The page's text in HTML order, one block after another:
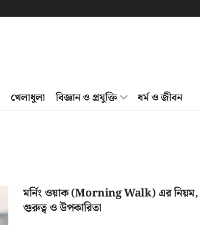
খেলাধুলা বিজ্ঞান ও প্রযুক্তি ধর্ম ও জীবন
মর্নিং ওয়াক (Morning Walk) এর নিয়ম,
গুরুত্ব ও উপকারিতা